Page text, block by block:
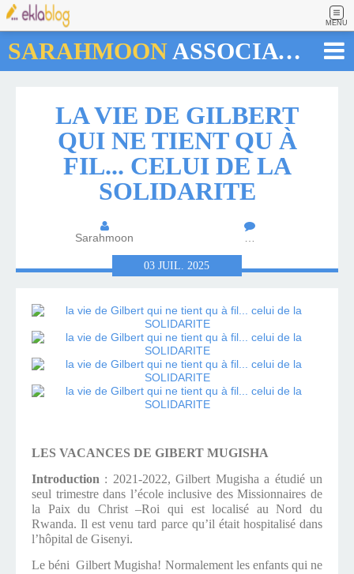
MENU
SARAHMOON ASSOCIATION
LA VIE DE GILBERT
QUI NE TIENT QU À
FIL... CELUI DE LA
SOLIDARITE
Sarahmoon …
03JUIL.2025
LES VACANCES DE GIBERT MUGISHA
Introduction : 2021-2022, Gilbert Mugisha a étudié un
seul trimestre dans l’école inclusive des Missionnaires de
la Paix du Christ –Roi qui est localisé au Nord du
Rwanda. Il est venu tard parce qu’il était hospitalisé dans
l’hôpital de Gisenyi.
Le béni Gilbert Mugisha! Normalement les enfants qui ne